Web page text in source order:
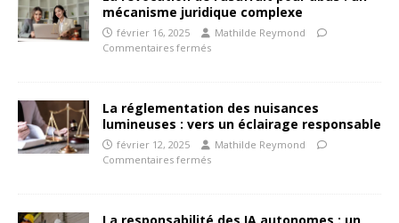
mécanisme juridique complexe
février 16, 2025
Mathilde Reymond
Commentaires fermés
La réglementation des nuisances
lumineuses : vers un éclairage responsable
février 12, 2025
Mathilde Reymond
Commentaires fermés